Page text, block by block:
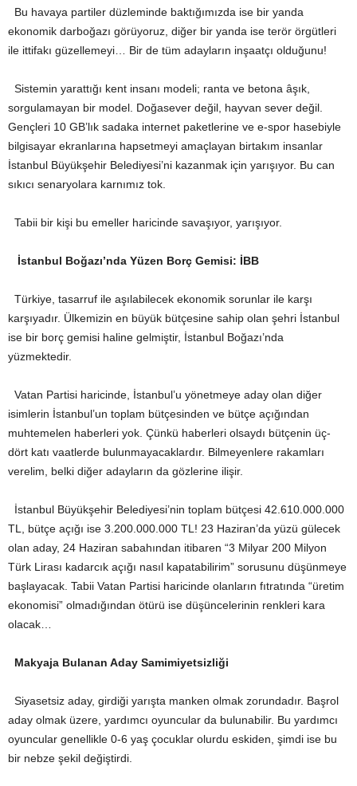
Bu havaya partiler düzleminde baktığımızda ise bir yanda
ekonomik darboğazı görüyoruz, diğer bir yanda ise terör örgütleri
ile ittifakı güzellemeyi… Bir de tüm adayların inşaatçı olduğunu!
Sistemin yarattığı kent insanı modeli; ranta ve betona âşık,
sorgulamayan bir model. Doğasever değil, hayvan sever değil.
Gençleri 10 GB’lık sadaka internet paketlerine ve e-spor hasebiyle
bilgisayar ekranlarına hapsetmeyi amaçlayan birtakım insanlar
İstanbul Büyükşehir Belediyesi’ni kazanmak için yarışıyor. Bu can
sıkıcı senaryolara karnımız tok.
Tabii bir kişi bu emeller haricinde savaşıyor, yarışıyor.
İstanbul Boğazı’nda Yüzen Borç Gemisi: İBB
Türkiye, tasarruf ile aşılabilecek ekonomik sorunlar ile karşı
karşıyadır. Ülkemizin en büyük bütçesine sahip olan şehri İstanbul
ise bir borç gemisi haline gelmiştir, İstanbul Boğazı’nda
yüzmektedir.
Vatan Partisi haricinde, İstanbul’u yönetmeye aday olan diğer
isimlerin İstanbul’un toplam bütçesinden ve bütçe açığından
muhtemelen haberleri yok. Çünkü haberleri olsaydı bütçenin üç-
dört katı vaatlerde bulunmayacaklardır. Bilmeyenlere rakamları
verelim, belki diğer adayların da gözlerine ilişir.
İstanbul Büyükşehir Belediyesi’nin toplam bütçesi 42.610.000.000
TL, bütçe açığı ise 3.200.000.000 TL! 23 Haziran’da yüzü gülecek
olan aday, 24 Haziran sabahından itibaren “3 Milyar 200 Milyon
Türk Lirası kadarcık açığı nasıl kapatabilirim” sorusunu düşünmeye
başlayacak. Tabii Vatan Partisi haricinde olanların fıtratında “üretim
ekonomisi” olmadığından ötürü ise düşüncelerinin renkleri kara
olacak…
Makyaja Bulanan Aday Samimiyetsizliği
Siyasetsiz aday, girdiği yarışta manken olmak zorundadır. Başrol
aday olmak üzere, yardımcı oyuncular da bulunabilir. Bu yardımcı
oyuncular genellikle 0-6 yaş çocuklar olurdu eskiden, şimdi ise bu
bir nebze şekil değiştirdi.